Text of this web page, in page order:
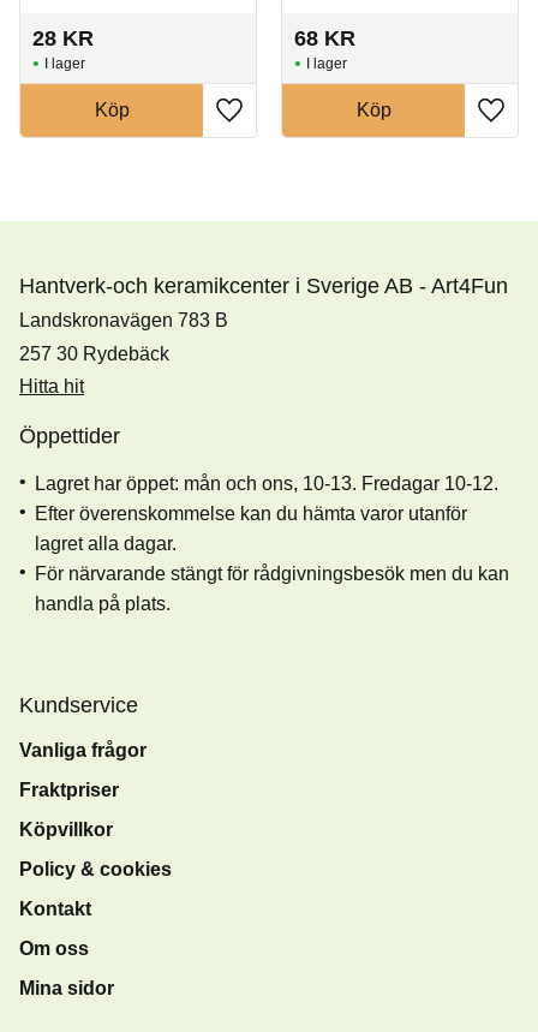
28 KR
I lager
Köp
68 KR
I lager
Köp
Hantverk-och keramikcenter i Sverige AB - Art4Fun
Landskronavägen 783 B
257 30 Rydebäck
Hitta hit
Öppettider
Lagret har öppet: mån och ons, 10-13. Fredagar 10-12.
Efter överenskommelse kan du hämta varor utanför
lagret alla dagar.
För närvarande stängt för rådgivningsbesök men du kan
handla på plats.
Kundservice
Vanliga frågor
Fraktpriser
Köpvillkor
Policy & cookies
Kontakt
Om oss
Mina sidor